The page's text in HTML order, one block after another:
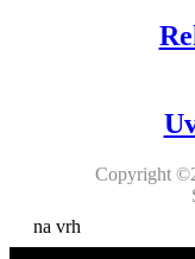
Copyright
na vrh